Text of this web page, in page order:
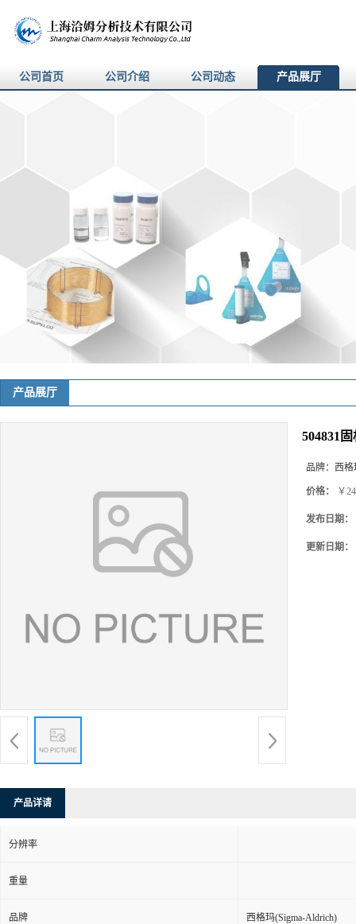
公司首页 公司介绍 公司动态 产品展厅
产品展厅
504831
品牌： 西格
价格： ￥
发布日期：
更新日期：
产品详请
分辨率
重量
品牌 西格玛(Sigma-Aldrich)